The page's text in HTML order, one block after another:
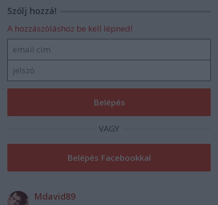
Szólj hozzá!
A hozzászóláshoz be kell lépned!
VAGY
Mdavid89